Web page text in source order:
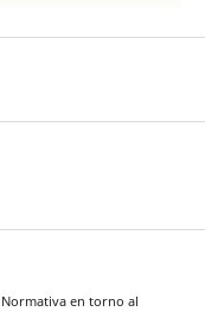
Normativa en torno al